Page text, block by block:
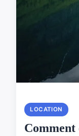
LOCATION
Comment